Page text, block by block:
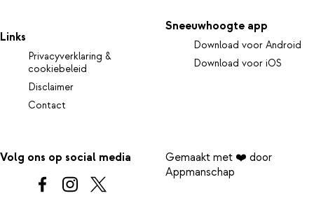
Links
Privacyverklaring &
cookiebeleid
Disclaimer
Contact
Sneeuwhoogte app
Download voor Android
Download voor iOS
Volg ons op social media
Gemaakt met ❤️ door
Appmanschap